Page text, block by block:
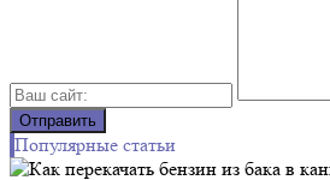
Популярные статьи